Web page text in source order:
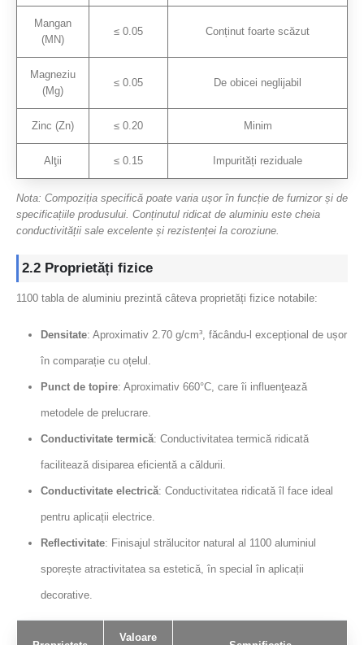
Mangan
(MN)
≤ 0.05 Conținut foarte scăzut
Magneziu
(Mg)
≤ 0.05 De obicei neglijabil
Zinc (Zn) ≤ 0.20 Minim
Alţii ≤ 0.15 Impurități reziduale
Nota: Compoziția specifică poate varia ușor în funcție de furnizor și de
specificațiile produsului. Conținutul ridicat de aluminiu este cheia
conductivității sale excelente și rezistenței la coroziune.
2.2 Proprietăți fizice
1100 tabla de aluminiu prezintă câteva proprietăți fizice notabile:
Densitate: Aproximativ 2.70 g/cm³, făcându-l excepțional de ușor
în comparație cu oțelul.
Punct de topire: Aproximativ 660°C, care îi influenţează
metodele de prelucrare.
Conductivitate termică: Conductivitatea termică ridicată
facilitează disiparea eficientă a căldurii.
Conductivitate electrică: Conductivitatea ridicată îl face ideal
pentru aplicații electrice.
Reflectivitate: Finisajul strălucitor natural al 1100 aluminiul
sporește atractivitatea sa estetică, în special în aplicații
decorative.
Valoare